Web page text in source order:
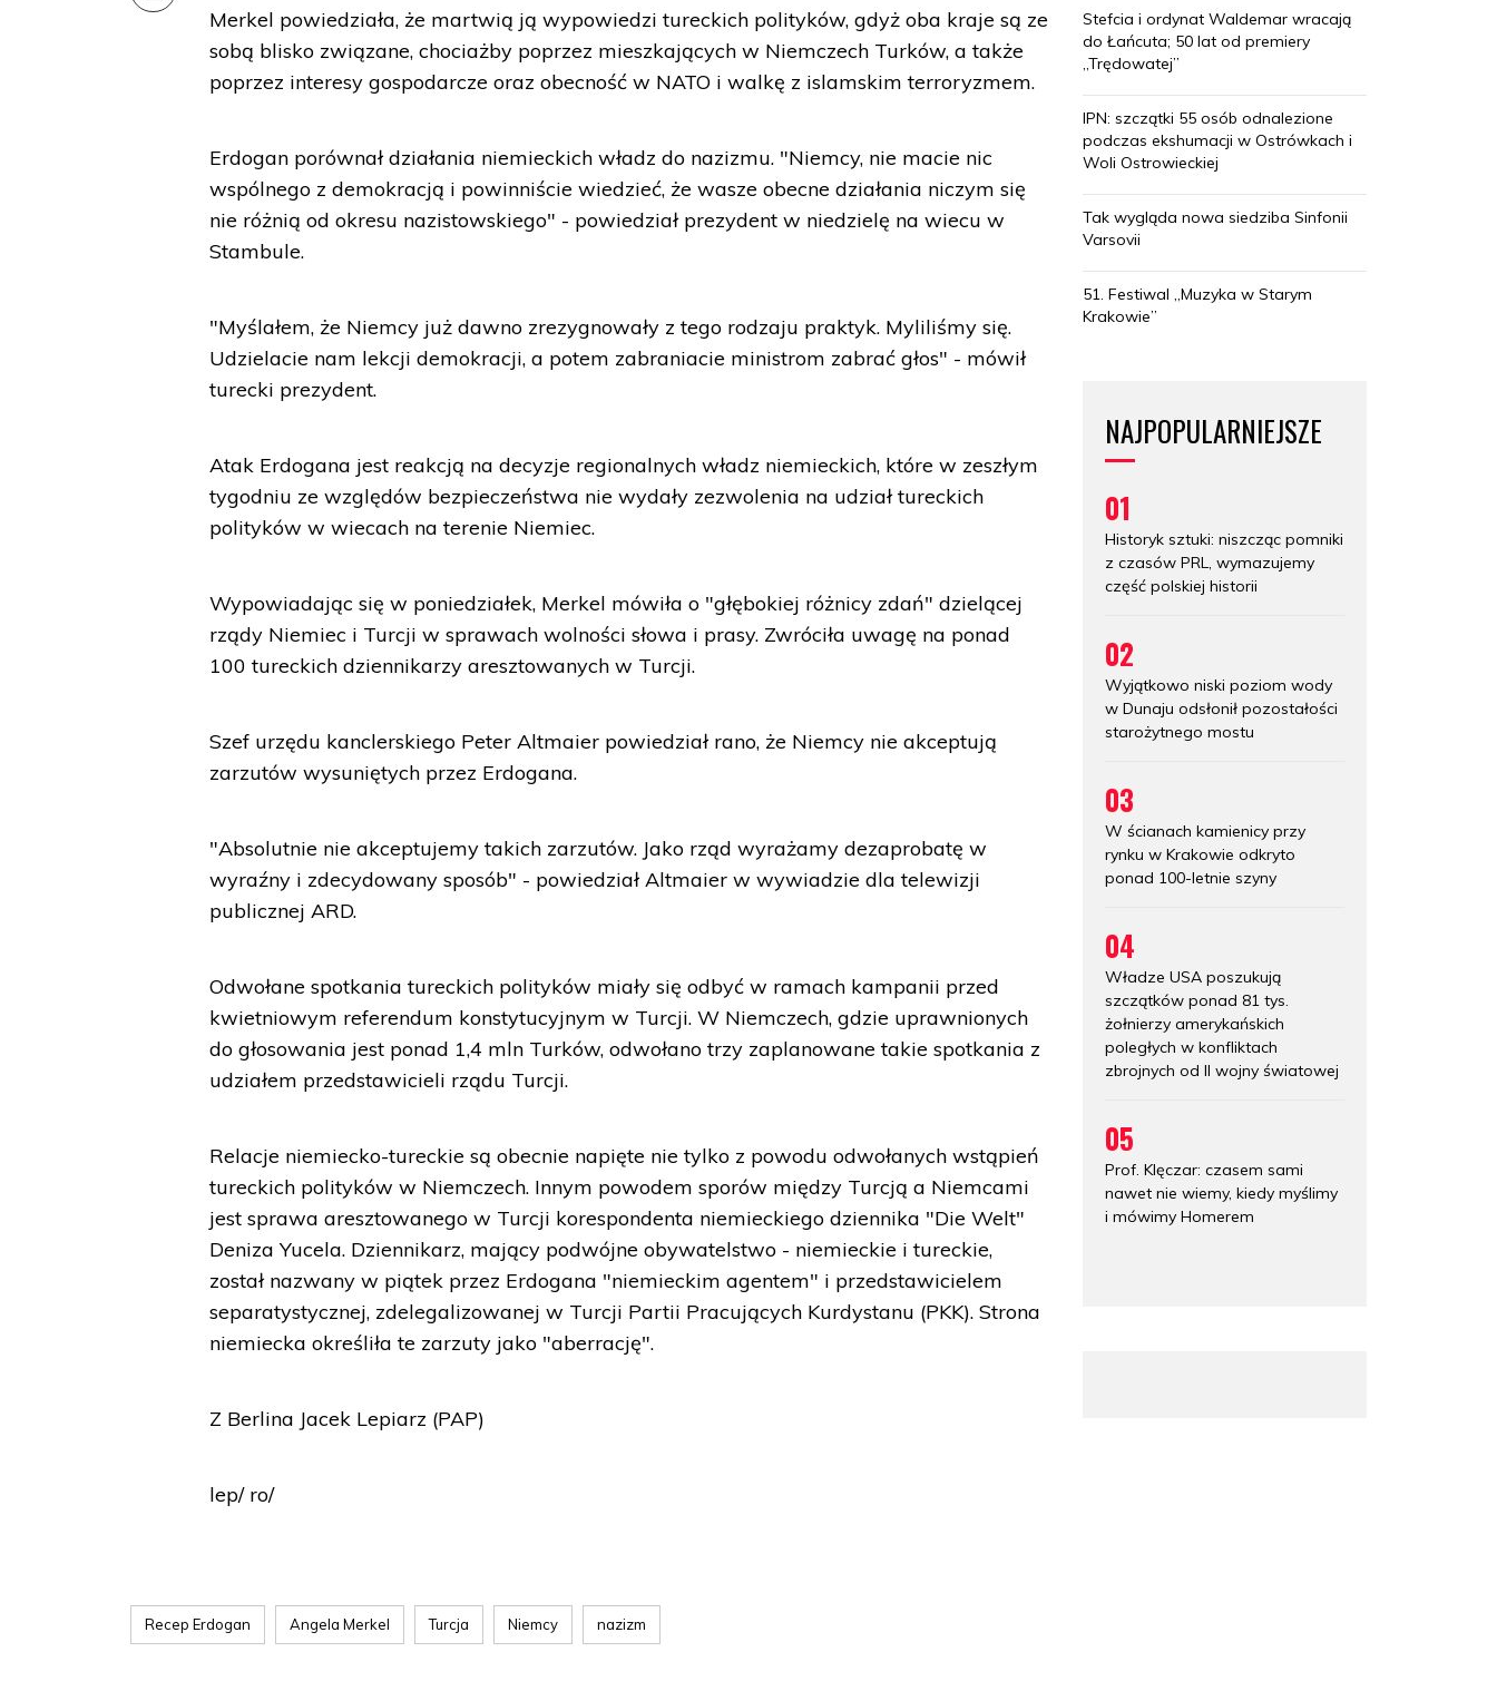
Merkel powiedziała, że martwią ją wypowiedzi tureckich polityków, gdyż oba kraje są ze
sobą blisko związane, chociażby poprzez mieszkających w Niemczech Turków, a także
poprzez interesy gospodarcze oraz obecność w NATO i walkę z islamskim terroryzmem.
Erdogan porównał działania niemieckich władz do nazizmu. "Niemcy, nie macie nic
wspólnego z demokracją i powinniście wiedzieć, że wasze obecne działania niczym się
nie różnią od okresu nazistowskiego" - powiedział prezydent w niedzielę na wiecu w
Stambule.
"Myślałem, że Niemcy już dawno zrezygnowały z tego rodzaju praktyk. Myliliśmy się.
Udzielacie nam lekcji demokracji, a potem zabraniacie ministrom zabrać głos" - mówił
turecki prezydent.
Atak Erdogana jest reakcją na decyzje regionalnych władz niemieckich, które w zeszłym
tygodniu ze względów bezpieczeństwa nie wydały zezwolenia na udział tureckich
polityków w wiecach na terenie Niemiec.
Wypowiadając się w poniedziałek, Merkel mówiła o "głębokiej różnicy zdań" dzielącej
rządy Niemiec i Turcji w sprawach wolności słowa i prasy. Zwróciła uwagę na ponad
100 tureckich dziennikarzy aresztowanych w Turcji.
Szef urzędu kanclerskiego Peter Altmaier powiedział rano, że Niemcy nie akceptują
zarzutów wysuniętych przez Erdogana.
"Absolutnie nie akceptujemy takich zarzutów. Jako rząd wyrażamy dezaprobatę w
wyraźny i zdecydowany sposób" - powiedział Altmaier w wywiadzie dla telewizji
publicznej ARD.
Odwołane spotkania tureckich polityków miały się odbyć w ramach kampanii przed
kwietniowym referendum konstytucyjnym w Turcji. W Niemczech, gdzie uprawnionych
do głosowania jest ponad 1,4 mln Turków, odwołano trzy zaplanowane takie spotkania z
udziałem przedstawicieli rządu Turcji.
Relacje niemiecko-tureckie są obecnie napięte nie tylko z powodu odwołanych wstąpień
tureckich polityków w Niemczech. Innym powodem sporów między Turcją a Niemcami
jest sprawa aresztowanego w Turcji korespondenta niemieckiego dziennika "Die Welt"
Deniza Yucela. Dziennikarz, mający podwójne obywatelstwo - niemieckie i tureckie,
został nazwany w piątek przez Erdogana "niemieckim agentem" i przedstawicielem
separatystycznej, zdelegalizowanej w Turcji Partii Pracujących Kurdystanu (PKK). Strona
niemiecka określiła te zarzuty jako "aberrację".
Z Berlina Jacek Lepiarz (PAP)
lep/ ro/
Recep Erdogan Angela Merkel Turcja Niemcy nazizm
Stefcia i ordynat Waldemar wracają
do Łańcuta; 50 lat od premiery
„Trędowatej”
IPN: szczątki 55 osób odnalezione
podczas ekshumacji w Ostrówkach i
Woli Ostrowieckiej
Tak wygląda nowa siedziba Sinfonii
Varsovii
51. Festiwal „Muzyka w Starym
Krakowie”
NAJPOPULARNIEJSZE
01
Historyk sztuki: niszcząc pomniki
z czasów PRL, wymazujemy
część polskiej historii
02
Wyjątkowo niski poziom wody
w Dunaju odsłonił pozostałości
starożytnego mostu
03
W ścianach kamienicy przy
rynku w Krakowie odkryto
ponad 100-letnie szyny
04
Władze USA poszukują
szczątków ponad 81 tys.
żołnierzy amerykańskich
poległych w konfliktach
zbrojnych od II wojny światowej
05
Prof. Klęczar: czasem sami
nawet nie wiemy, kiedy myślimy
i mówimy Homerem